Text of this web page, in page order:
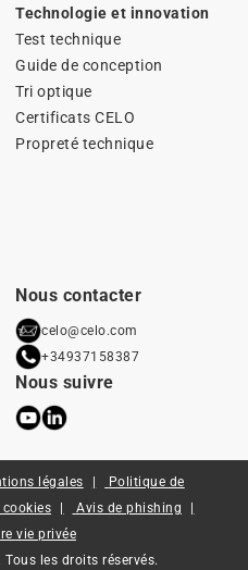
Technologie et innovation
Test technique
Guide de conception
Tri optique
Certificats CELO
Propreté technique
Nous contacter
celo@celo.com
+34937158387
Nous suivre
légales
Politique de
Avis de phishing
vie privée
Tous les droits réservés.